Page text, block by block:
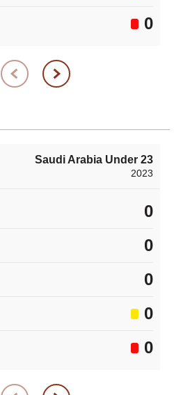
0
Saudi Arabia Under 23
2023
0
0
0
0
0